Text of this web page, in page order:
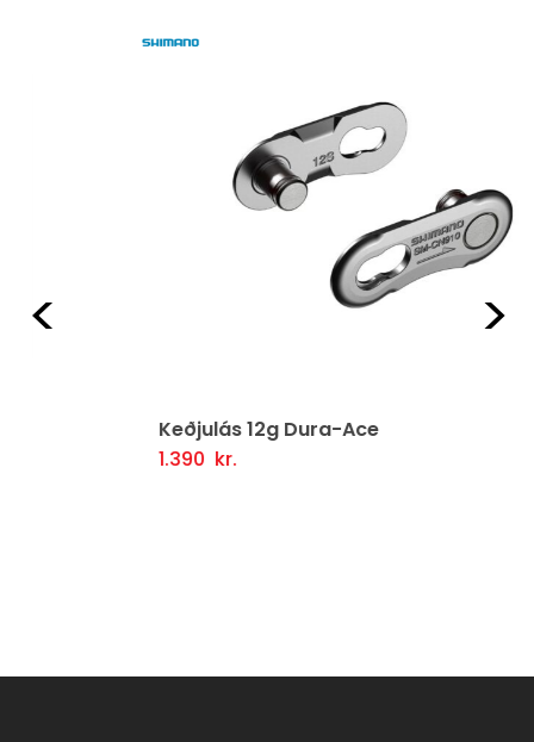
Keðjulás 12g Dura-Ace
Setja Í Körfu